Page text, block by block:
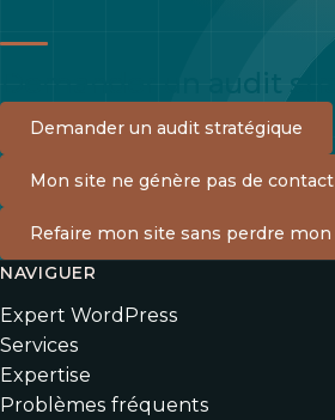
Demander un audit
Demander un audit stratégique
Mon site ne génère pas de contact
Refaire mon site sans perdre mon
NAVIGUER
Expert WordPress
Services
Expertise
Problèmes fréquents